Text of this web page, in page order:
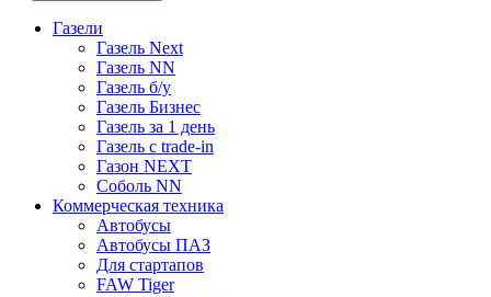
Газели
Газель Next
Газель NN
Газель б/у
Газель Бизнес
Газель за 1 день
Газель с trade-in
Газон NEXT
Соболь NN
Коммерческая техника
Автобусы
Автобусы ПАЗ
Для стартапов
FAW Tiger